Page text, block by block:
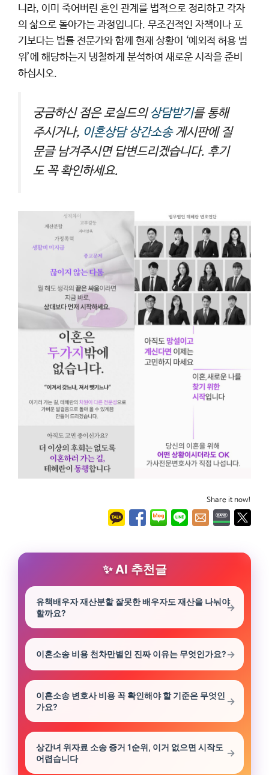
니라, 이미 죽어버린 혼인 관계를 법적으로 정리하고 각자
의 삶으로 돌아가는 과정입니다. 무조건적인 자책이나 포
기보다는 법률 전문가와 함께 현재 상황이 ‘예외적 허용 범
위’에 해당하는지 냉철하게 분석하여 새로운 시작을 준비
하십시오.
궁금하신 점은 로실드의 상담받기를 통해
주시거나, 이혼상담 상간소송게시판에 질
문글 남겨주시면 답변드리겠습니다. 후기
도 꼭 확인하세요.
Share it now!
AI 추천글
유책배우자 재산분할 잘못한 배우자도 재산을 나눠야
할까요?
이혼소송 비용 천차만별인 진짜 이유는 무엇인가요?
이혼소송 변호사 비용 꼭 확인해야 할 기준은 무엇인
가요?
상간녀 위자료 소송 증거 1순위, 이거 없으면 시작도
어렵습니다